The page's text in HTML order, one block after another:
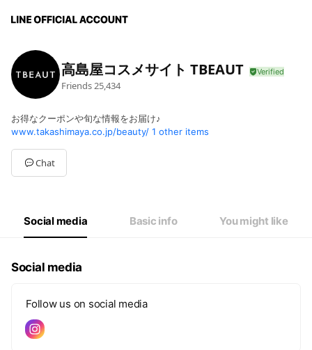
高島屋コスメサイト TBEAUT
Friends 25,434
お得なクーポンや旬な情報をお届け♪
www.takashimaya.co.jp/beauty/ 1 other items
Chat
Social media Basic info You might like
Social media
Follow us on social media